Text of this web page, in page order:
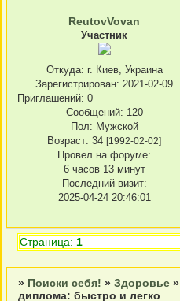
ReutovVovan
Участник
Откуда: г. Киев, Украина
Зарегистрирован: 2021-02-09
Приглашений: 0
Сообщений: 120
Пол: Мужской
Возраст: 34 [1992-02-02]
Провел на форуме:
6 часов 13 минут
Последний визит:
2025-04-24 20:46:01
Страница:1
» Поиски себя! »Здоровье »
диплома: быстро и легко